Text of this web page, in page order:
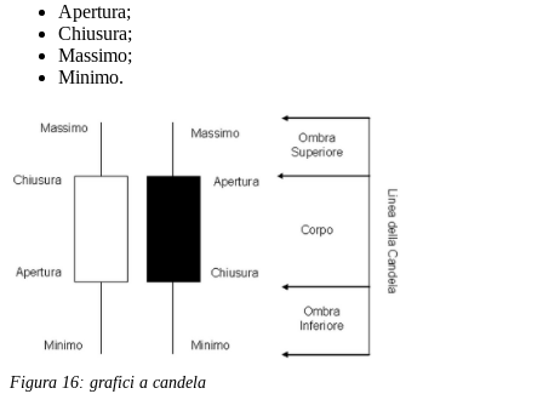
Apertura;
Chiusura;
Massimo;
Minimo.
Figura 16: grafici a candela